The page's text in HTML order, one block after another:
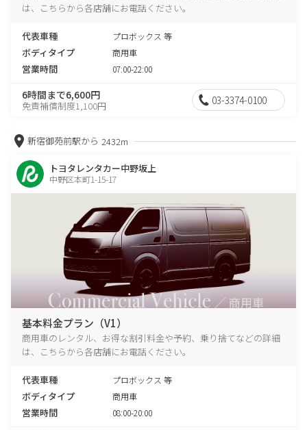
は、こちらから各店舗にお電話ください。
代表車種 プロボックス 等
ボディタイプ 商用車
営業時間 07:00-22:00
6時間まで6,600円
免責補償制度1,100円 03-3374-0100
新宿御苑前駅から 2432m
トヨタレンタカー中野坂上
中野区本町1-15-17
基本料金プラン（V1）
商用車のレンタル、お得な割引料金や予約、乗り捨てなどの詳細
は、こちらから各店舗にお電話ください。
代表車種 プロボックス 等
ボディタイプ 商用車
営業時間 08:00-20:00